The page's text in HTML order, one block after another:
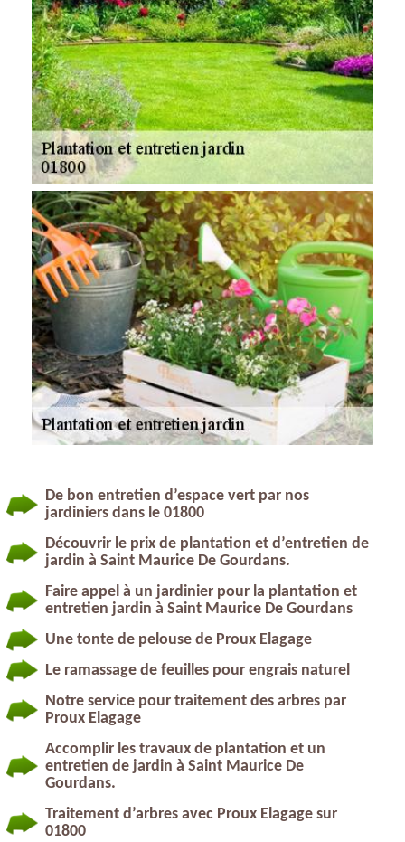
De bon entretien d’espace vert par nos
jardiniers dans le 01800
Découvrir le prix de plantation et d’entretien de
jardin à Saint Maurice De Gourdans.
Faire appel à un jardinier pour la plantation et
entretien jardin à Saint Maurice De Gourdans
Une tonte de pelouse de Proux Elagage
Le ramassage de feuilles pour engrais naturel
Notre service pour traitement des arbres par
Proux Elagage
Accomplir les travaux de plantation et un
entretien de jardin à Saint Maurice De
Gourdans.
Traitement d’arbres avec Proux Elagage sur
01800